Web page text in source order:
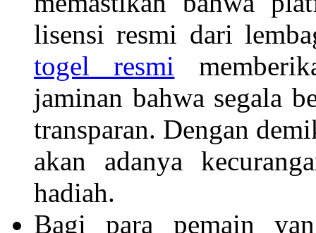
lisensi resmi dari
togel resmi
jaminan bahwa segala
transparan. Dengan
akan adanya
hadiah.
Bagi para pemain